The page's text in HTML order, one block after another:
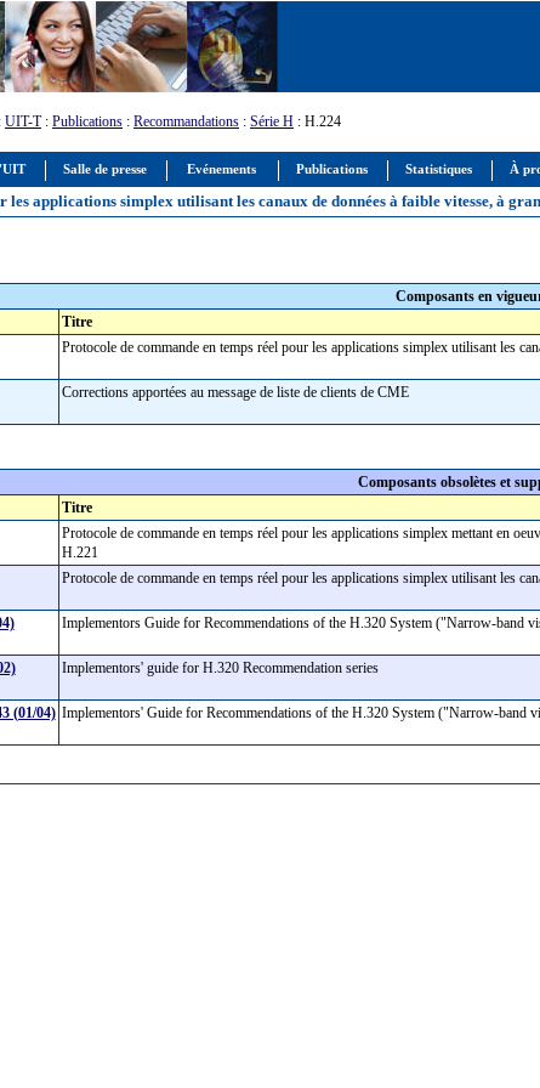
Salle de presse Evénements Publications Statistiques À
: UIT-T: Publications : Recommandations : Série H : H.224
applications simplex utilisant les canaux de données à faible vitesse, à
Composants en
Titre
Protocole de commande en temps réel pour les applications simplex utilisant les
Corrections apportées au message de liste de clients de CME
Composants obsolètes et
Titre
Protocole de commande en temps réel pour les applications simplex mettant en
H.221
Protocole de commande en temps réel pour les applications simplex utilisant les
Implementors Guide for Recommendations of the H.320 System ("Narrow-band
Implementors' guide for H.320 Recommendation series
(01/04) Implementors' Guide for Recommendations of the H.320 System ("Narrow-